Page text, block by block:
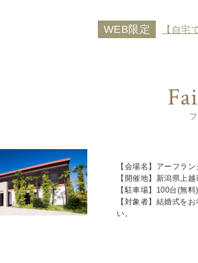
WEB限定 【自宅
【会場名】アーフラ
【開催地】新潟県上
【駐車場】100台(無料)
【対象者】結婚式を
い。